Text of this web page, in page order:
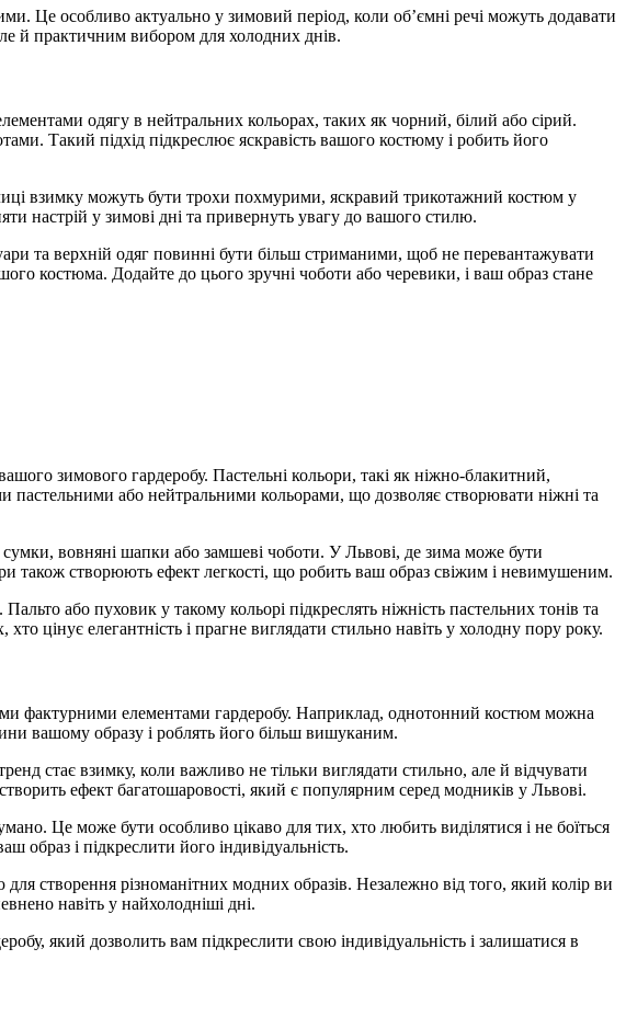
Це особливо актуально у зимовий період, коли об’ємні речі можуть додавати
й практичним вибором для холодних днів.
одягу в нейтральних кольорах, таких як чорний, білий або сірий.
Такий підхід підкреслює яскравість вашого костюму і робить його
взимку можуть бути трохи похмурими, яскравий трикотажний костюм у
настрій у зимові дні та привернуть увагу до вашого стилю.
та верхній одяг повинні бути більш стриманими, щоб не перевантажувати
костюма. Додайте до цього зручні чоботи або черевики, і ваш образ стане
зимового гардеробу. Пастельні кольори, такі як ніжно-блакитний,
або нейтральними кольорами, що дозволяє створювати ніжні та
вовняні шапки або замшеві чоботи. У Львові, де зима може бути
також створюють ефект легкості, що робить ваш образ свіжим і невимушеним.
або пуховик у такому кольорі підкреслять ніжність пастельних тонів та
цінує елегантність і прагне виглядати стильно навіть у холодну пору року.
фактурними елементами гардеробу. Наприклад, однотонний костюм можна
вашому образу і роблять його більш вишуканим.
стає взимку, коли важливо не тільки виглядати стильно, але й відчувати
ефект багатошаровості, який є популярним серед модників у Львові.
Це може бути особливо цікаво для тих, хто любить виділятися і не боїться
образ і підкреслити його індивідуальність.
створення різноманітних модних образів. Незалежно від того, який колір ви
навіть у найхолодніші дні.
який дозволить вам підкреслити свою індивідуальність і залишатися в